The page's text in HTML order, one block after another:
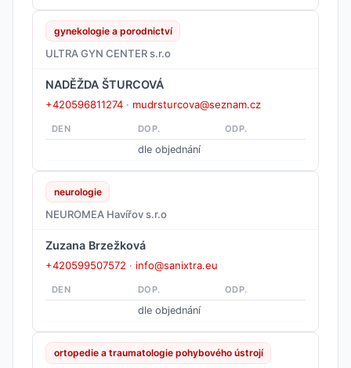
gynekologie a porodnictví
ULTRA GYN CENTER s.r.o
NADĚŽDA ŠTURCOVÁ
+420596811274 · mudrsturcova@seznam.cz
DEN DOP. ODP.
dle objednání
neurologie
NEUROMEA Havířov s.r.o
Zuzana Brzežková
+420599507572 · info@sanixtra.eu
DEN DOP. ODP.
dle objednání
ortopedie a traumatologie pohybového ústrojí